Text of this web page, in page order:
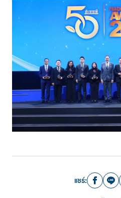
แชร์: